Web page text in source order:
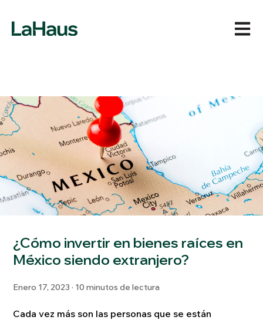
Abrir
¿Cómo invertir en bienes raíces en
México siendo extranjero?
Enero 17, 2023 · 10 minutos de lectura
Cada vez más son las personas que se están